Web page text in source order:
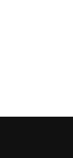
DELLE